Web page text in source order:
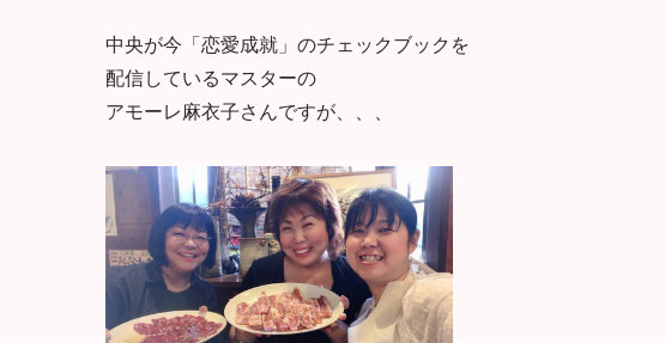
中央が今「恋愛成就」のチェックブックを
配信しているマスターの
アモーレ麻衣子さんですが、、、